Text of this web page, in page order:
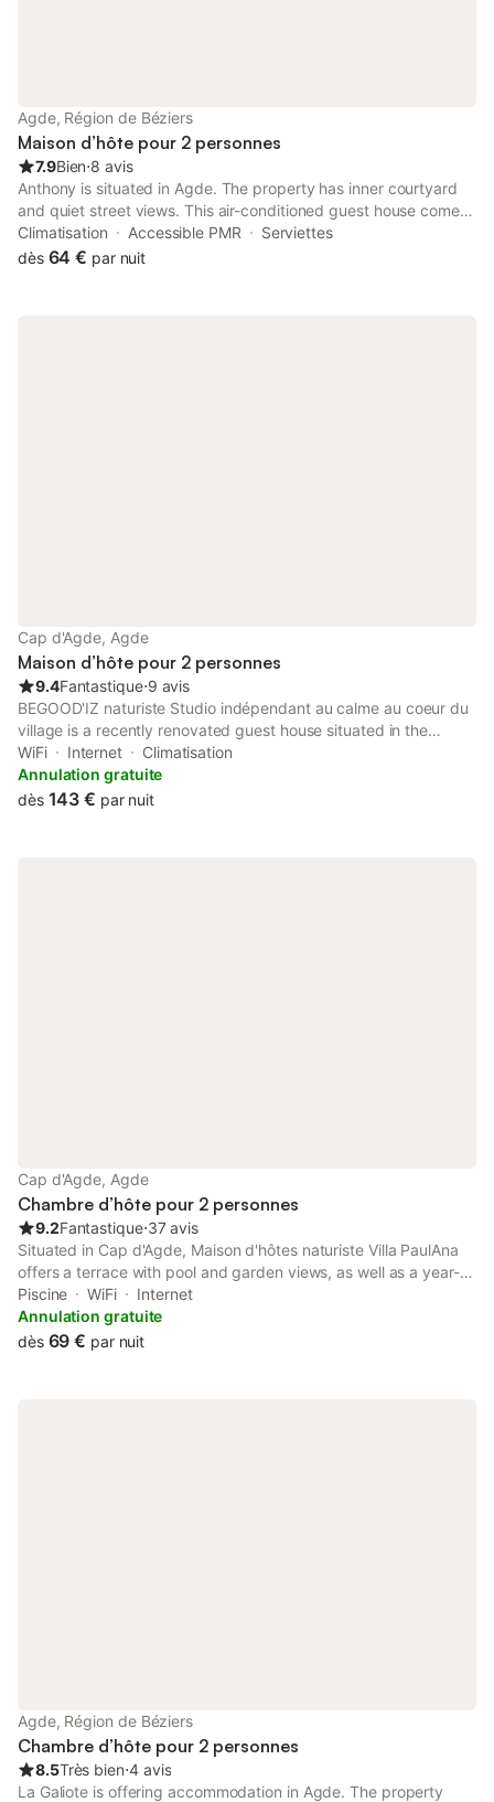
Agde, Région de Béziers
Maison d’hôte pour 2 personnes
7.9Bien⋅8 avis
Anthony is situated in Agde. The property has inner courtyard
and quiet street views. This air-conditioned guest house comes
with a fully equipped kitchenette, a seating area, a dining area
and a satellite flat-screen TV.
Climatisation Accessible PMR
Serviettes
dès 64 € par nuit
Cap d'Agde, Agde
Maison d’hôte pour 2 personnes
9.4Fantastique⋅9 avis
BEGOOD'IZ naturiste Studio indépendant au calme au coeur du
village is a recently renovated guest house situated in the
Naturist Village district of Cap d'Agde. This property offers
access to a terrace, free private parking and free WiFi.
WiFi Internet
Climatisation
Annulation gratuite
dès 143 € par nuit
Cap d'Agde, Agde
Chambre d’hôte pour 2 personnes
9.2Fantastique⋅37 avis
Situated in Cap d'Agde, Maison d'hôtes naturiste Villa PaulAna
offers a terrace with pool and garden views, as well as a year-
round outdoor pool, sauna and hot tub.
Piscine WiFi
Internet
Annulation gratuite
dès 69 € par nuit
Agde, Région de Béziers
Chambre d’hôte pour 2 personnes
8.5Très bien⋅4 avis
La Galiote is offering accommodation in Agde. The property